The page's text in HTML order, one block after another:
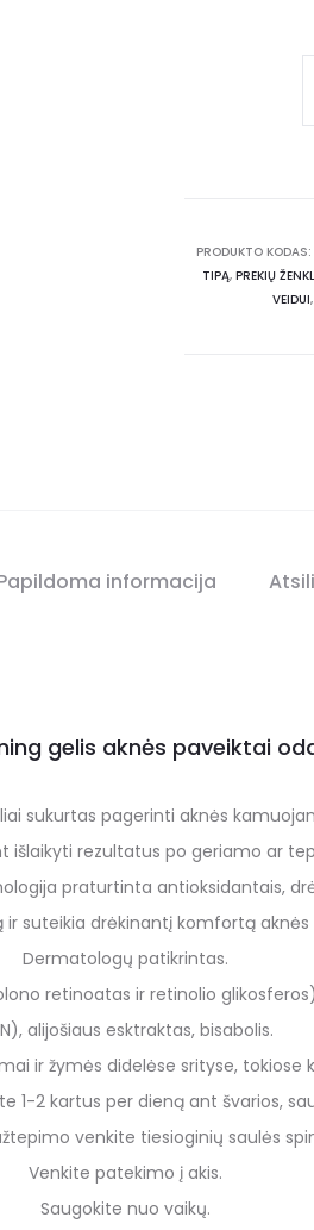
PRODUKTO KODAS:
TIPĄ, PREKIŲ
VEIDUI,
informacija
gelis aknės paveiktai
sukurtas pagerinti aknės
išlaikyti rezultatus po geriamo ar
praturtinta antioksidantais,
ir suteikia drėkinantį komfortą
Dermatologų patikrintas.
retinoatas ir retinolio
alijošiaus esktraktas, bisabolis.
ir žymės didelėse srityse, tokiose
1-2 kartus per dieną ant švarios,
venkite tiesioginių saulės
Venkite patekimo į akis.
Saugokite nuo vaikų.